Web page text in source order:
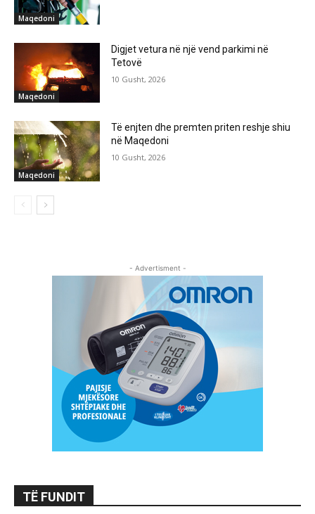
Maqedoni
Maqedoni
Digjet vetura në një vend parkimi në
Tetovë
10 Gusht, 2026
Maqedoni
Të enjten dhe premten priten reshje shiu
në Maqedoni
10 Gusht, 2026
- Advertisment -
TË FUNDIT